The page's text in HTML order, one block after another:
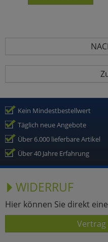
Kein Mindestbestellwert
Täglich neue Angebote
Über 6.000 lieferbare Artikel
Über 40 Jahre Erfahrung
WIDERRUF
Hier können Sie direkt